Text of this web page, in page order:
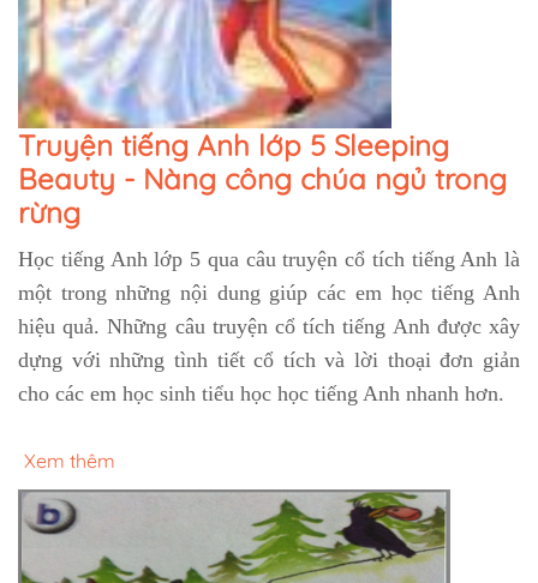
Truyện tiếng Anh lớp 5 Sleeping
Beauty - Nàng công chúa ngủ trong
rừng
Học tiếng Anh lớp 5 qua câu truyện cổ tích tiếng Anh là
một trong những nội dung giúp các em học tiếng Anh
hiệu quả. Những câu truyện cổ tích tiếng Anh được xây
dựng với những tình tiết cổ tích và lời thoại đơn giản
cho các em học sinh tiểu học học tiếng Anh nhanh hơn.
Xem thêm